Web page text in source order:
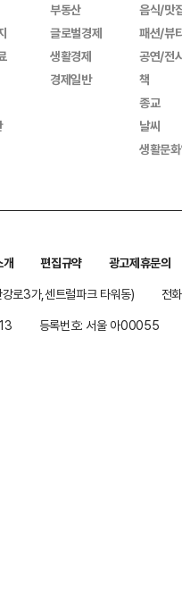
부동산
글로벌경제
생활경제
경제일반
음식/맛
패션/뷰
공연/전
책
종교
날씨
생활문
개 편집규약
광고제휴문의
로3가,센트럴파크 타워동)
전
등록번호: 서울 아00055